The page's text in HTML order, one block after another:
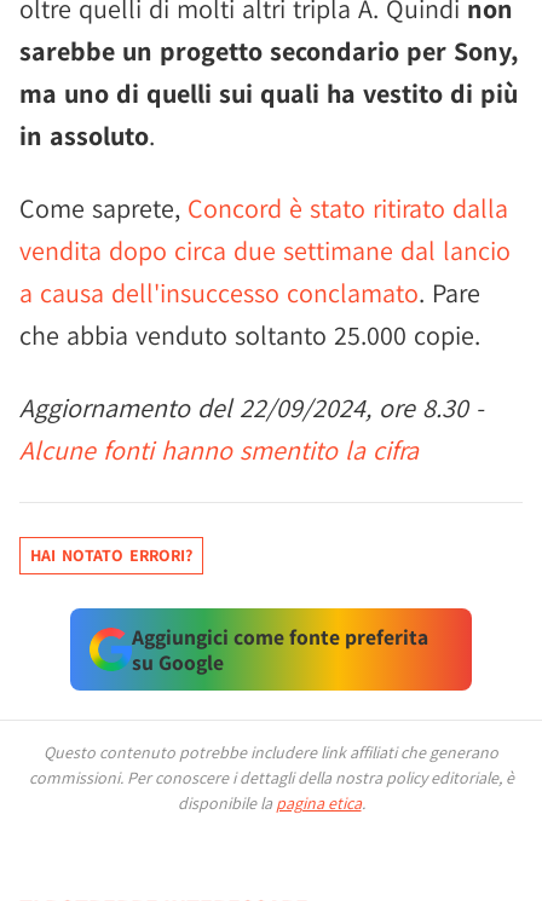
oltre quelli di molti altri tripla A. Quindi non
sarebbe un progetto secondario per Sony,
ma uno di quelli sui quali ha vestito di più
in assoluto.
Come saprete, Concord è stato ritirato dalla
vendita dopo circa due settimane dal lancio
a causa dell'insuccesso conclamato. Pare
che abbia venduto soltanto 25.000 copie.
Aggiornamento del 22/09/2024, ore 8.30 -
Alcune fonti hanno smentito la cifra
HAI NOTATO ERRORI?
Aggiungici come fonte preferita
su Google
Questo contenuto potrebbe includere link affiliati che generano
commissioni. Per conoscere i dettagli della nostra policy editoriale, è
disponibile la pagina etica.